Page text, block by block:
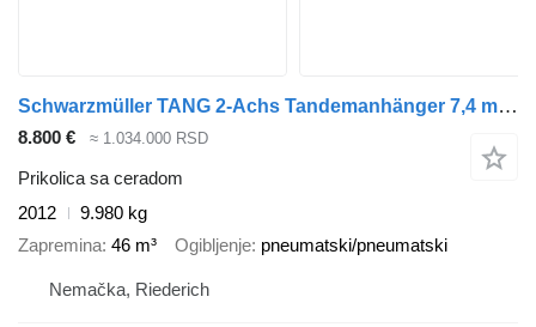
Schwarzmüller TANG 2-Achs Tandemanhänger 7,4 m EDSCHA
8.800 € ≈ 1.034.000 RSD
Prikolica sa ceradom
2012
9.980 kg
Zapremina 46 m³ Ogibljenje pneumatski/pneumatski
Nemačka, Riederich